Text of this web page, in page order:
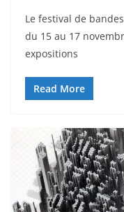
Le festival de
du 15 au 17
expositions
Read More